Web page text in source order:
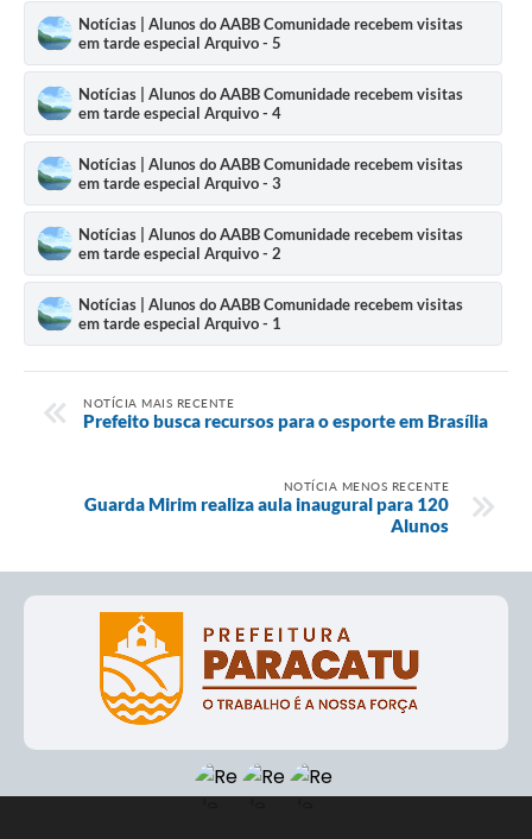
Notícias | Alunos do AABB Comunidade recebem visitas
em tarde especial Arquivo - 5
Notícias | Alunos do AABB Comunidade recebem visitas
em tarde especial Arquivo - 4
Notícias | Alunos do AABB Comunidade recebem visitas
em tarde especial Arquivo - 3
Notícias | Alunos do AABB Comunidade recebem visitas
em tarde especial Arquivo - 2
Notícias | Alunos do AABB Comunidade recebem visitas
em tarde especial Arquivo - 1
NOTÍCIA MAIS RECENTE
Prefeito busca recursos para o esporte em Brasília
NOTÍCIA MENOS RECENTE
Guarda Mirim realiza aula inaugural para 120
Alunos